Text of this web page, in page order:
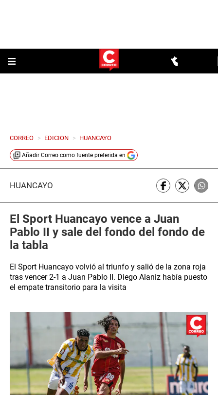
CORREO > EDICION > HUANCAYO
Añadir Correo como fuente preferida en
HUANCAYO
El Sport Huancayo vence a Juan
Pablo II y sale del fondo del fondo de
la tabla
El Sport Huancayo volvió al triunfo y salió de la zona roja
tras vencer 2-1 a Juan Pablo II. Diego Alaniz había puesto
el empate transitorio para la visita